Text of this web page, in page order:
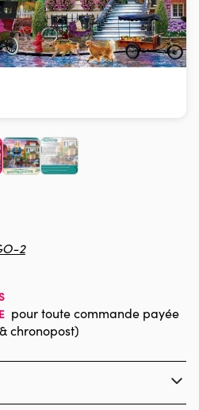
2
pour toute commande payée
chronopost)